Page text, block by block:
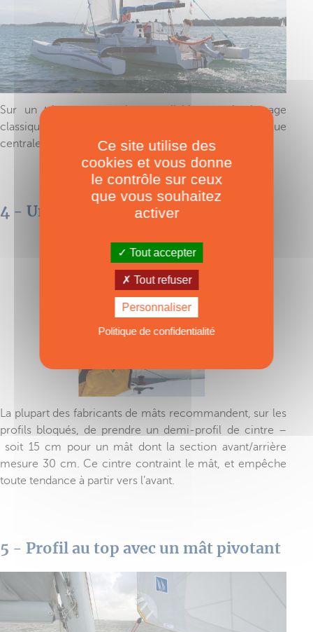
Sur un trimaran avec bras repliables, un haubanage
classique avec cadènes sur le pavois de la coque
centrale est doublé par deux galhaubans réglables.
4 - Un demi-profil de cintre
La plupart des fabricants de mâts recommandent, sur les
profils bloqués, de prendre un demi-profil de cintre –
soit 15 cm pour un mât dont la section avant/arrière
mesure 30 cm. Ce cintre contraint le mât, et empêche
toute tendance à partir vers l’avant.
5 - Profil au top avec un mât pivotant
Ce site utilise des
cookies et vous donne
le contrôle sur ceux
que vous souhaitez
activer
Tout accepter
Tout refuser
Personnaliser
Politique de confidentialité